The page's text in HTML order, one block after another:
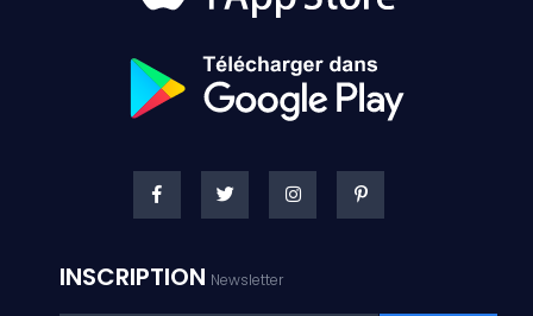
INSCRIPTION Newsletter